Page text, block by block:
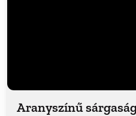
Aranyszínű